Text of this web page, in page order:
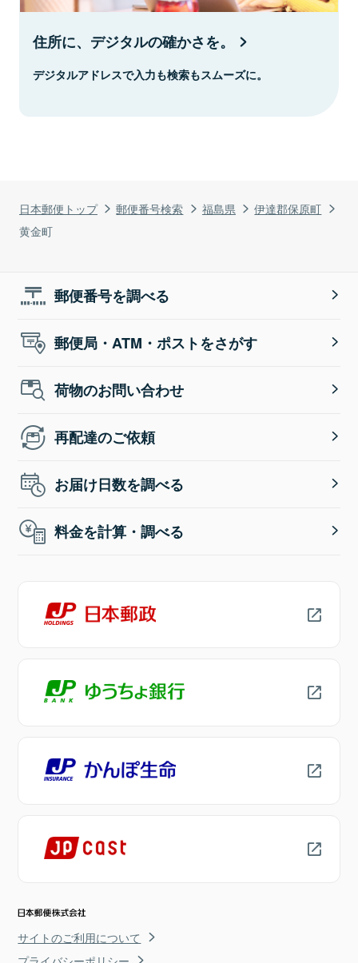
日本郵便トップ 郵便番号検索 福島県
伊達郡保原町
黄金町
住所に、デジタルの確かさを。
デジタルアドレスで入力も検索もスムーズに。
郵便番号を調べる
郵便局・ATM・ポストをさがす
荷物のお問い合わせ
再配達のご依頼
お届け日数を調べる
料金を計算・調べる
サイトのご利用について